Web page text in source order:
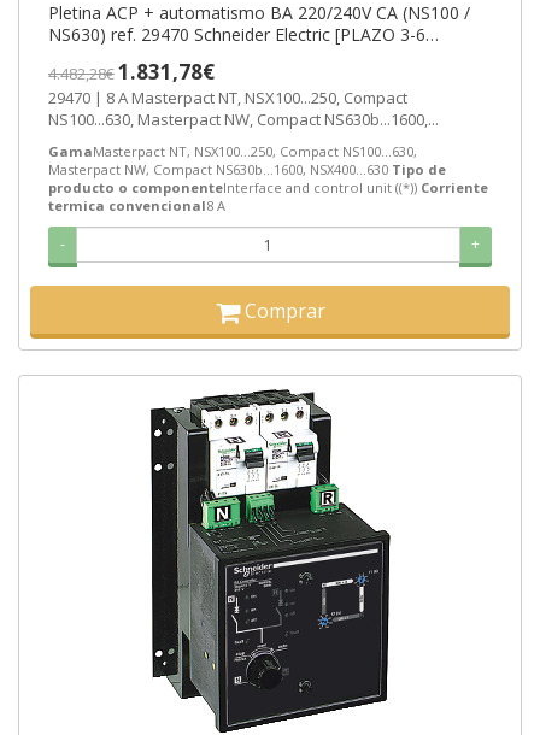
Pletina ACP + automatismo BA 220/240V CA (NS100 /
NS630) ref. 29470 Schneider Electric [PLAZO 3-6
4.482,28€1.831,78€
29470 | 8 A Masterpact NT, NSX100...250, Compact
NS100...630, Masterpact NW, Compact NS630b...1600,...
GamaMasterpact NT, NSX100...250, Compact NS100...630,
Masterpact NW, Compact NS630b...1600, NSX400...630 Tipo de
producto o componenteInterface and control unit ((*)) Corriente
termica convencional8 A
- +
Comprar